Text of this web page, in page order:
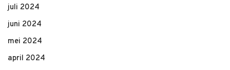
juli 2024
juni 2024
mei 2024
april 2024